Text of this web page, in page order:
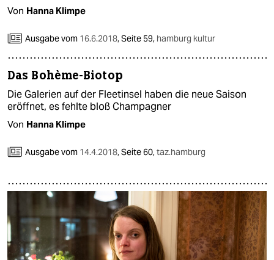
Von Hanna Klimpe
Ausgabe vom 16.6.2018,Seite 59, hamburg kultur
Das Bohème-Biotop
Die Galerien auf der Fleetinsel haben die neue Saison
eröffnet, es fehlte bloß Champagner
Von Hanna Klimpe
Ausgabe vom 14.4.2018,Seite 60,taz.hamburg